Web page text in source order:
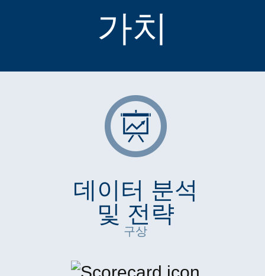
가치
데이터 분석
및 전략
구상